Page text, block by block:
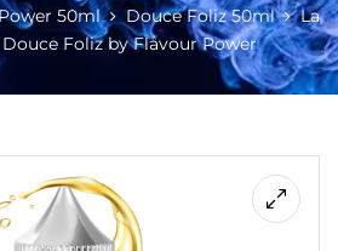
50ml Douce Foliz 50ml
La
Foliz by Flavour Power